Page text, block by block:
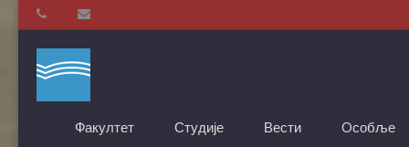
Факултет Студије Вести Oсобље